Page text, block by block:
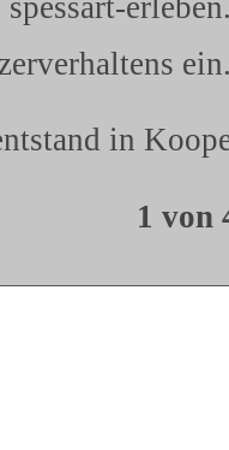
in
1 von